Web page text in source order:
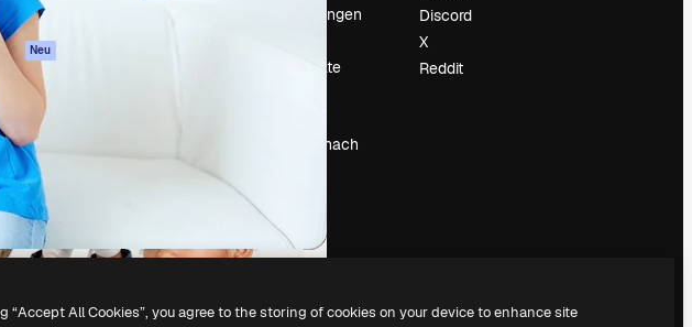
Neu
Veranstaltungen
Deine Inhalte
Suchst du nach
Discord
X
Reddit
.
“Accept All Cookies”, you agree to the storing of cookies on your device to enhance site